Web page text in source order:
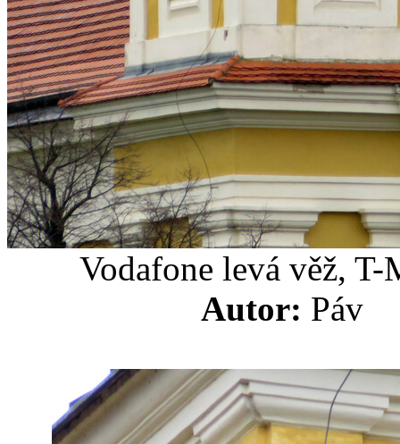
Vodafone levá věž,
Autor: